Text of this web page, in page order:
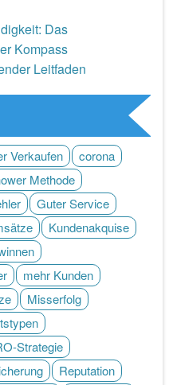
Das
Kompass
Leitfaden
Verkaufen
corona
Methode
Guter Service
Kundenakquise
mehr Kunden
Misserfolg
Strategie
Reputation